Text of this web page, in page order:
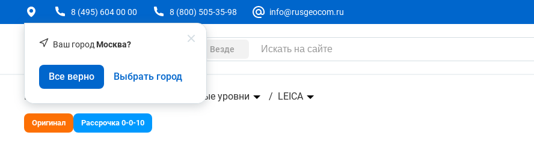
Ваш город Москва?
Все верно Выбрать город
8 (495) 604 00 00 8 (800) 505-35-98 info@rusgeocom.ru
Везде
Геодезическое оборудование Лазерные уровни LEICA
Оригинал Рассрочка 0-0-10
Лазерный нивелир Leica Lino L2-1
О товаре ХарактеристикиАксессуары